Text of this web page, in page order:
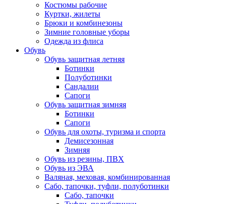
Костюмы рабочие
Куртки, жилеты
Брюки и комбинезоны
Зимние головные уборы
Одежда из флиса
Обувь
Обувь защитная летняя
Ботинки
Полуботинки
Сандалии
Сапоги
Обувь защитная зимняя
Ботинки
Сапоги
Обувь для охоты, туризма и спорта
Демисезонная
Зимняя
Обувь из резины, ПВХ
Обувь из ЭВА
Валяная, меховая, комбинированная
Сабо, тапочки, туфли, полуботинки
Сабо, тапочки